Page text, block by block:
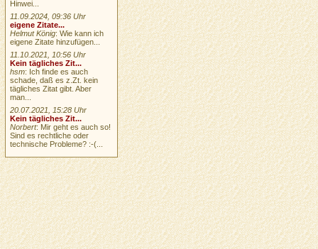
Hinwei...
11.09.2024, 09:36 Uhr
eigene Zitate...
Helmut König: Wie kann ich
eigene Zitate hinzufügen...
11.10.2021, 10:56 Uhr
Kein tägliches Zit...
hsm: Ich finde es auch
schade, daß es z.Zt. kein
tägliches Zitat gibt. Aber
man...
20.07.2021, 15:28 Uhr
Kein tägliches Zit...
Norbert: Mir geht es auch so!
Sind es rechtliche oder
technische Probleme? :-(...